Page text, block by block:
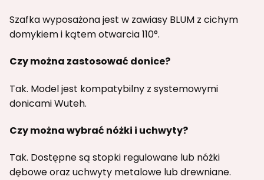
Szafka wyposażona jest w zawiasy BLUM z cichym
domykiem i kątem otwarcia 110°.
Czy można zastosować donice?
Tak. Model jest kompatybilny z systemowymi
donicami Wuteh.
Czy można wybrać nóżki i uchwyty?
Tak. Dostępne są stopki regulowane lub nóżki
dębowe oraz uchwyty metalowe lub drewniane.